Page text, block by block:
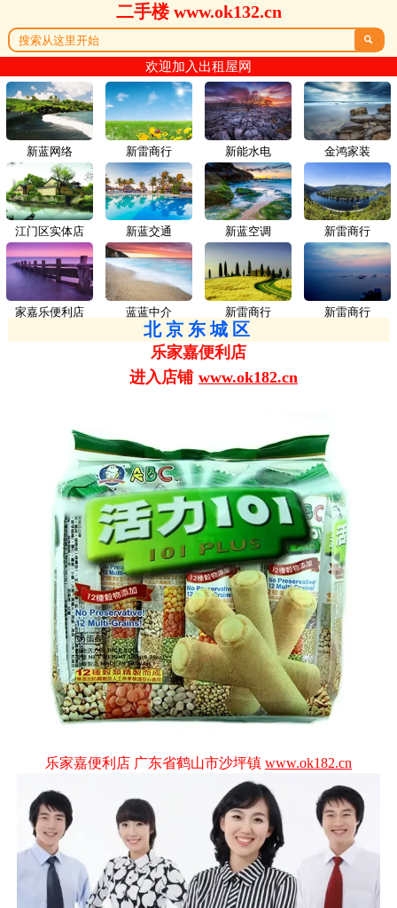
二手楼 www.ok132.cn

欢迎加入出租屋网
新蓝网络 新雷商行
江门区实体店 新蓝交通
家嘉乐便利店 蓝蓝中介
新能水电 金鸿家装
新蓝空调 新雷商行
新雷商行 新雷商行
北京东城区
乐家嘉便利店
进入店铺 www.ok182.cn
乐家嘉便利店 广东省鹤山市沙坪镇 www.ok182.cn